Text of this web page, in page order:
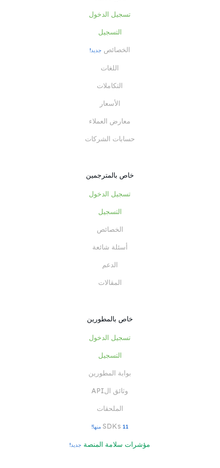
تسجيل الدخول
التسجيل
الخصائص جديد!
اللغات
التكاملات
الأسعار
معارض العملاء
حسابات الشركات
خاص بالمترجمين
تسجيل الدخول
التسجيل
الخصائص
أسئلة شائعة
الدعم
المقالات
خاص بالمطورين
تسجيل الدخول
التسجيل
بوابة المطورين
وثائق الAPI
الملحقات
SDKs11 منها!
مؤشرات سلامة المنصة جديد!